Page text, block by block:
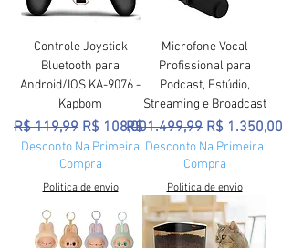
Controle Joystick
Bluetooth para
Android/IOS KA-9076 -
Kapbom
Preço normal
R$ 119,99 Preço promocional
R$ 108,00
Desconto Na Primeira
Compra
Politica de envio
Microfone Vocal
Profissional para
Podcast, Estúdio,
Streaming e Broadcast
Preço normal
R$ 1.499,99 Preço
R$ 1.350,00
Desconto Na Primeira
Compra
Politica de envio